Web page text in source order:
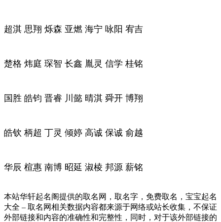
超淇 思翔 烁森 亚燃 海宁 咏阳 宥吉
楚格 炜庭 琛智 长鑫 胤灵 信学 桂铭
国胜 皓钧 晋睿 川懿 晴淇 舜开 博翔
皓钦 柄超 丁灵 倾婷 高诚 保诚 俞越
华辰 楦惠 南博 昭延 淑棱 邦源 薪铭
本站华轩起名阁提供的取名网，取名字，免费取名，宝宝起名
大全 – 取名网相关数据内容都来源于网络或站长收集，不保证
外部链接和内容的准确性和完整性，同时，对于该外部链接的